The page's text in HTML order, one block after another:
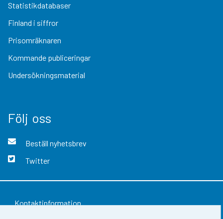
Statistikdatabaser
Finland i siffror
Prisomräknaren
Kommande publiceringar
Undersökningsmaterial
Följ oss
Beställ nyhetsbrev
Twitter
Kontaktinformation